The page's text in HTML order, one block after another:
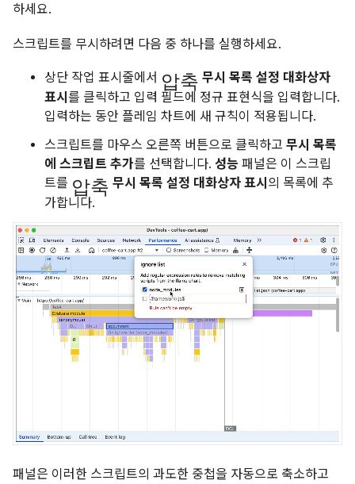
하세요.
스크립트를 무시하려면 다음 중 하나를 실행하세요.
상단 작업 표시줄에서 압축 무시 목록 설정 대화상자
표시 를 클릭하고 입력 필드에 정규 표현식을 입력합니다.
입력하는 동안 플레임 차트에 새 규칙이 적용됩니다.
스크립트를 마우스 오른쪽 버튼으로 클릭하고 무시 목록
에 스크립트 추가를 선택합니다. 성능 패널은 이 스크립
트를 압축 무시 목록 설정 대화상자 표시 의 목록에 추
가합니다.
패널은 이러한 스크립트의 과도한 중첩을 자동으로 축소하고